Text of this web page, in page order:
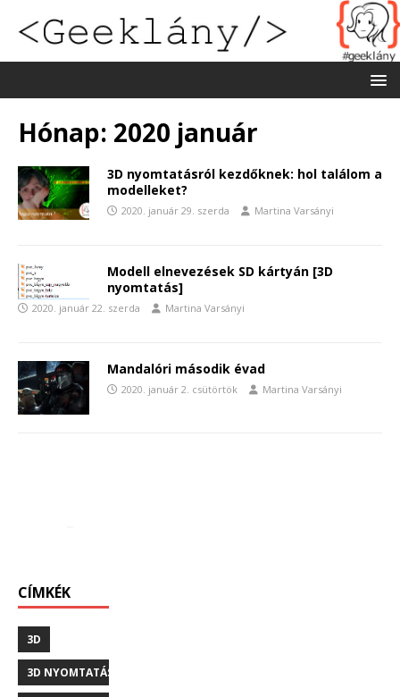
Hónap: 2020 január
3D nyomtatásról kezdőknek: hol találom a
modelleket?
2020. január 29. szerda Martina Varsányi
Modell elnevezések SD kártyán [3D
nyomtatás]
2020. január 22. szerda Martina Varsányi
Mandalóri második évad
2020. január 2. csütörtök Martina Varsányi
CÍMKÉK
3D
3D NYOMTATÁS